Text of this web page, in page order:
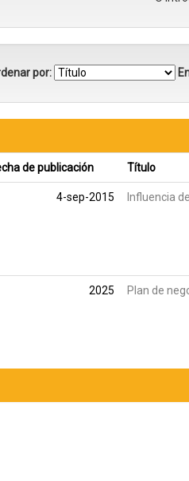
por:
de publicación Título
4-sep-2015 Influencia
2025 Plan de